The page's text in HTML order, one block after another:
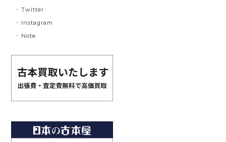
Twitter
Instagram
Note